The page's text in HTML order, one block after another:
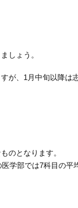
しょう。
が、1月中旬以降は
のとなります。
学部では7科目の平